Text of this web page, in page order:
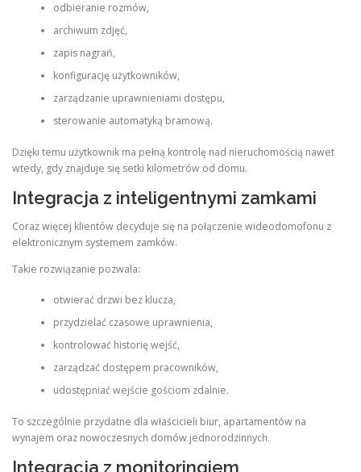
odbieranie rozmów,
archiwum zdjęć,
zapis nagrań,
konfigurację użytkowników,
zarządzanie uprawnieniami dostępu,
sterowanie automatyką bramową.
Dzięki temu użytkownik ma pełną kontrolę nad nieruchomością nawet
wtedy, gdy znajduje się setki kilometrów od domu.
Integracja z inteligentnymi zamkami
Coraz więcej klientów decyduje się na połączenie wideodomofonu z
elektronicznym systemem zamków.
Takie rozwiązanie pozwala:
otwierać drzwi bez klucza,
przydzielać czasowe uprawnienia,
kontrolować historię wejść,
zarządzać dostępem pracowników,
udostępniać wejście gościom zdalnie.
To szczególnie przydatne dla właścicieli biur, apartamentów na
wynajem oraz nowoczesnych domów jednorodzinnych.
Integracja z monitoringiem